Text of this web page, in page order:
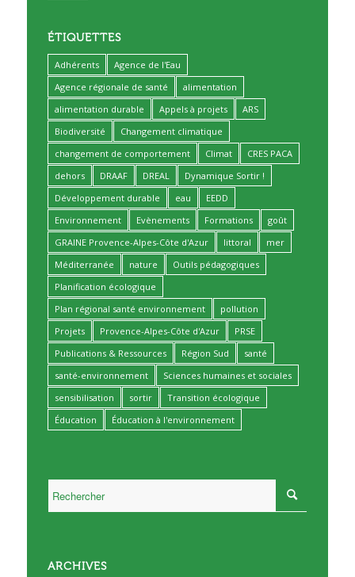
ÉTIQUETTES
Adhérents
Agence de l'Eau
Agence régionale de santé
alimentation
alimentation durable
Appels à projets
ARS
Biodiversité
Changement climatique
changement de comportement
Climat
CRES PACA
dehors
DRAAF DREAL
Dynamique Sortir !
Développement durable
eau
EEDD
Environnement
Evènements Formations
goût
GRAINE Provence-Alpes-Côte d'Azur
littoral
mer
Méditerranée
nature
Outils pédagogiques
Planification écologique
Plan régional santé environnement
pollution
Projets
Provence-Alpes-Côte d'Azur
PRSE
Publications & Ressources
Région Sud
santé
santé-environnement
Sciences humaines et sociales
sensibilisation
sortir
Transition écologique
Éducation
Éducation à l'environnement
ARCHIVES